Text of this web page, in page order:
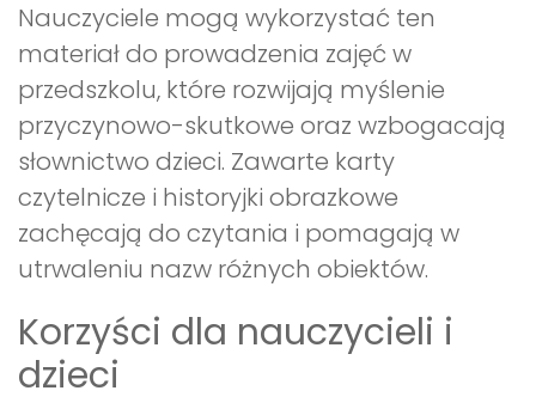
Nauczyciele mogą wykorzystać ten
materiał do prowadzenia zajęć w
przedszkolu, które rozwijają myślenie
przyczynowo-skutkowe oraz wzbogacają
słownictwo dzieci. Zawarte karty
czytelnicze i historyjki obrazkowe
zachęcają do czytania i pomagają w
utrwaleniu nazw różnych obiektów.
Korzyści dla nauczycieli i
dzieci